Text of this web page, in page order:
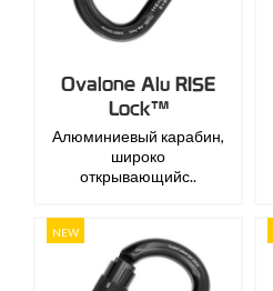
Ovalone Alu RISE
Lock™
Алюминиевый карабин,
широко
открывающийс..
NEW